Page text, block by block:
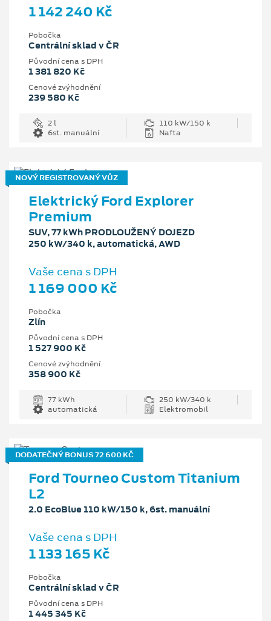
1 142 240 Kč
Pobočka
Centrální sklad v ČR
Původní cena s DPH
1 381 820 Kč
Cenové zvýhodnění
239 580 Kč
2 l
110 kW/150 k
6st. manuální
Nafta
NOVÝ REGISTROVANÝ VŮZ
Elektrický Ford Explorer
Premium
SUV, 77 kWh PRODLOUŽENÝ DOJEZD
250 kW/340 k, automatická, AWD
Vaše cena s DPH
1 169 000 Kč
Pobočka
Zlín
Původní cena s DPH
1 527 900 Kč
Cenové zvýhodnění
358 900 Kč
77 kWh
250 kW/340 k
automatická
Elektromobil
DODATEČNÝ BONUS 72 600 KČ
Ford Tourneo Custom Titanium
L2
2.0 EcoBlue 110 kW/150 k, 6st. manuální
Vaše cena s DPH
1 133 165 Kč
Pobočka
Centrální sklad v ČR
Původní cena s DPH
1 445 345 Kč